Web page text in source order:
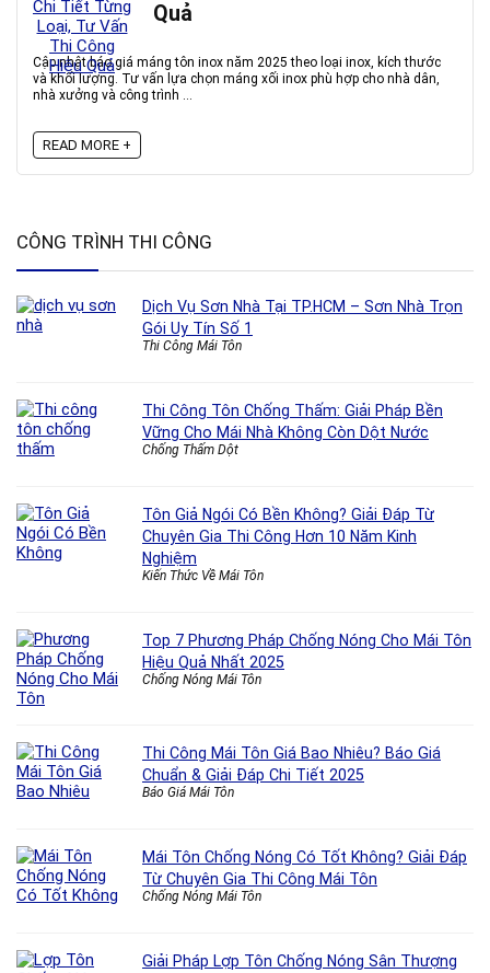
Quả
Cập nhật báo giá máng tôn inox năm 2025 theo loại inox, kích thước
và khối lượng. Tư vấn lựa chọn máng xối inox phù hợp cho nhà dân,
nhà xưởng và công trình ...
READ MORE +
CÔNG TRÌNH THI CÔNG
Dịch Vụ Sơn Nhà Tại TP.HCM – Sơn Nhà Trọn
Gói Uy Tín Số 1
Thi Công Mái Tôn
Thi Công Tôn Chống Thấm: Giải Pháp Bền
Vững Cho Mái Nhà Không Còn Dột Nước
Chống Thấm Dột
Tôn Giả Ngói Có Bền Không? Giải Đáp Từ
Chuyên Gia Thi Công Hơn 10 Năm Kinh
Nghiệm
Kiến Thức Về Mái Tôn
Top 7 Phương Pháp Chống Nóng Cho Mái Tôn
Hiệu Quả Nhất 2025
Chống Nóng Mái Tôn
Thi Công Mái Tôn Giá Bao Nhiêu? Báo Giá
Chuẩn & Giải Đáp Chi Tiết 2025
Báo Giá Mái Tôn
Mái Tôn Chống Nóng Có Tốt Không? Giải Đáp
Từ Chuyên Gia Thi Công Mái Tôn
Chống Nóng Mái Tôn
Giải Pháp Lợp Tôn Chống Nóng Sân Thượng